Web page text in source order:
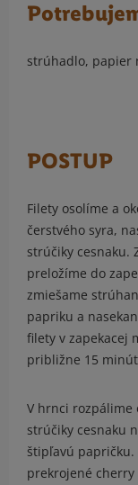
strúhadlo, papier
POSTUP
Filety osolíme a
čerstvého syra,
strúčiky cesnaku.
preložíme do
zmiešame
papriku a
filety v zapekacej
približne 15
V hrnci rozpálime
strúčiky cesnaku
štipľavú
prekrojené